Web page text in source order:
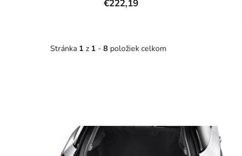
€222,19
Stránka 1 z 1 - 8 položiek celkom